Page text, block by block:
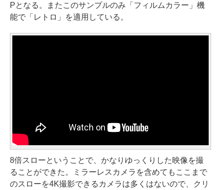
Pとなる。またこのサンプルのみ「フィルムカラー」機
能で「レトロ」を適用している。
8倍スローということで、かなりゆっくりした映像を撮
ることができた。ミラーレスカメラを含めてもここまで
のスローを4K撮影できるカメラは多くはないので、クリ